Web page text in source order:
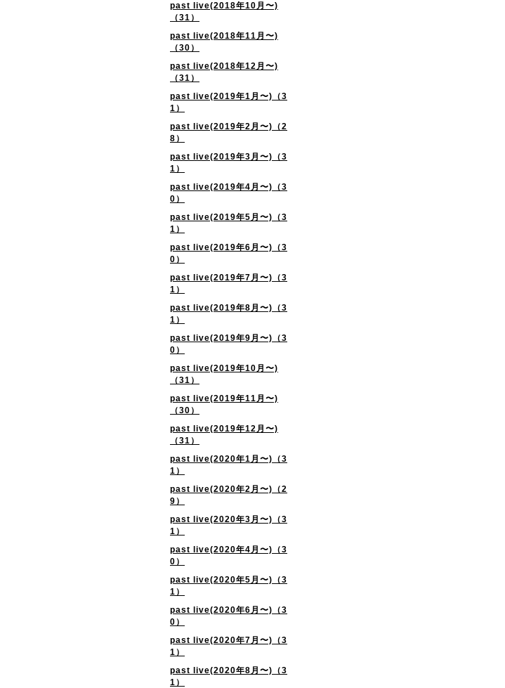
past live(2018年10月〜)
（31）
past live(2018年11月〜)
（30）
past live(2018年12月〜)
（31）
past live(2019年1月〜)（3
1）
past live(2019年2月〜)（2
8）
past live(2019年3月〜)（3
1）
past live(2019年4月〜)（3
0）
past live(2019年5月〜)（3
1）
past live(2019年6月〜)（3
0）
past live(2019年7月〜)（3
1）
past live(2019年8月〜)（3
1）
past live(2019年9月〜)（3
0）
past live(2019年10月〜)
（31）
past live(2019年11月〜)
（30）
past live(2019年12月〜)
（31）
past live(2020年1月〜)（3
1）
past live(2020年2月〜)（2
9）
past live(2020年3月〜)（3
1）
past live(2020年4月〜)（3
0）
past live(2020年5月〜)（3
1）
past live(2020年6月〜)（3
0）
past live(2020年7月〜)（3
1）
past live(2020年8月〜)（3
1）